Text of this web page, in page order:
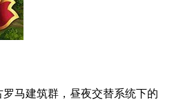
马建筑群，昼夜交替系统下的